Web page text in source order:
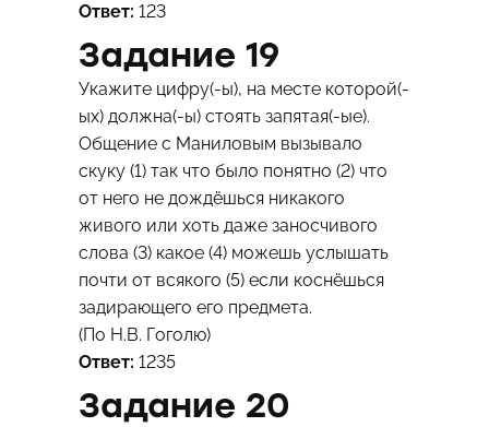
Ответ: 123
Задание 19
Укажите цифру(-ы), на месте которой(-
ых) должна(-ы) стоять запятая(-ые).
Общение с Маниловым вызывало
скуку (1) так что было понятно (2) что
от него не дождёшься никакого
живого или хоть даже заносчивого
слова (3) какое (4) можешь услышать
почти от всякого (5) если коснёшься
задирающего его предмета.
(По Н.В. Гоголю)
Ответ: 1235
Задание 20